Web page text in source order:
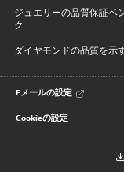
ジュエリーの品質保証ベ
ク
ダイヤモンドの品質を示
Eメールの設定
Cookieの設定